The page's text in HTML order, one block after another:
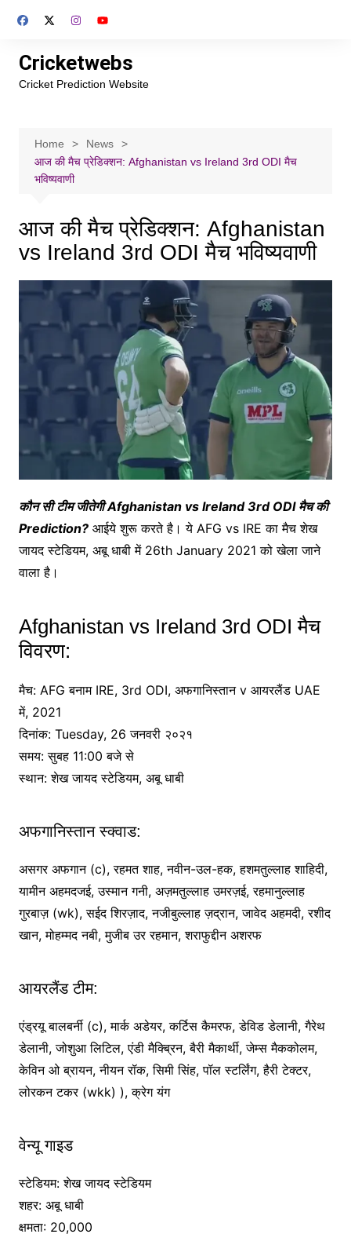
Cricketwebs
Cricket Prediction Website
Home
News
आज की मैच प्रेडिक्शन: Afghanistan vs Ireland 3rd ODI मैच
भविष्यवाणी
आज की मैच प्रेडिक्शन: Afghanistan
vs Ireland 3rd ODI मैच भविष्यवाणी
कौन सी टीम जीतेगी Afghanistan vs Ireland 3rd ODI मैच की
Prediction?आईये शुरू करते है। ये AFG vs IRE का मैच शेख
जायद स्टेडियम, अबू धाबी में 26th January 2021 को खेला जाने
वाला है।
Afghanistan vs Ireland 3rd ODI मैच
विवरण:
मैच: AFG बनाम IRE, 3rd ODI, अफगानिस्तान v आयरलैंड UAE
में, 2021
दिनांक: Tuesday, 26 जनवरी २०२१
समय: सुबह 11:00 बजे से
स्थान: शेख जायद स्टेडियम, अबू धाबी
अफगानिस्तान स्क्वाड:
असगर अफगान (c), रहमत शाह, नवीन-उल-हक, हशमतुल्लाह शाहिदी,
यामीन अहमदजई, उस्मान गनी, अज़मतुल्लाह उमरज़ई, रहमानुल्लाह
गुरबाज़ (wk), सईद शिरज़ाद, नजीबुल्लाह ज़द्रान, जावेद अहमदी, रशीद
खान, मोहम्मद नबी, मुजीब उर रहमान, शराफुद्दीन अशरफ
आयरलैंड टीम:
एंड्रयू बालबर्नी (c), मार्क अडेयर, कर्टिस कैमरफ, डेविड डेलानी, गैरेथ
डेलानी, जोशुआ लिटिल, एंडी मैक्ब्रिन, बैरी मैकार्थी, जेम्स मैककोलम,
केविन ओ ब्रायन, नीयन रॉक, सिमी सिंह, पॉल स्टर्लिंग, हैरी टेक्टर,
लोरकन टकर (wkk) ), क्रेग यंग
वेन्यू गाइड
स्टेडियम: शेख जायद स्टेडियम
शहर: अबू धाबी
क्षमता: 20,000